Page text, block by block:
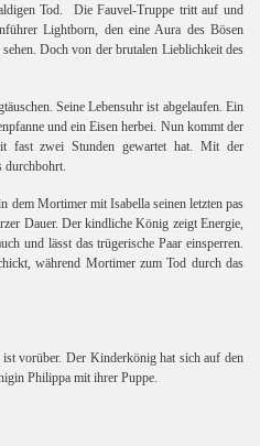
Tod.
Die Fauvel-Truppe tritt auf und
Lightborn, den eine Aura des Bösen
Doch von der brutalen Lieblichkeit des
Seine Lebensuhr ist abgelaufen. Ein
und ein Eisen herbei. Nun kommt der
fast zwei Stunden gewartet hat. Mit der
durchbohrt.
dem Mortimer mit Isabella seinen letzten pas
Dauer. Der kindliche König zeigt Energie,
und lässt das trügerische Paar einsperren.
während Mortimer zum Tod durch das
vorüber. Der Kinderkönig hat sich auf den
Philippa mit ihrer Puppe.